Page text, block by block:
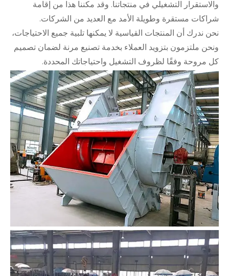
والاستقرار التشغيلي في منتجاتنا. وقد مكننا هذا من إقامة
شراكات مستقرة وطويلة الأمد مع العديد من الشركات.
نحن ندرك أن المنتجات القياسية لا يمكنها تلبية جميع الاحتياجات،
ونحن ملتزمون بتزويد العملاء بخدمة تصنيع مرنة لضمان تصميم
كل مروحة وفقًا لظروف التشغيل واحتياجاتك المحددة.